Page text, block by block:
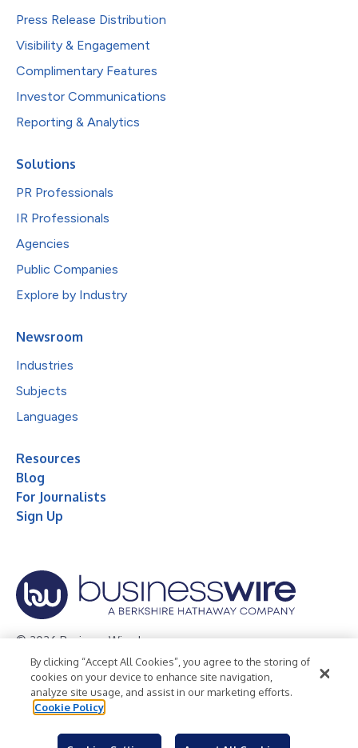
Press Release Distribution
Visibility & Engagement
Complimentary Features
Investor Communications
Reporting & Analytics
Solutions
PR Professionals
IR Professionals
Agencies
Public Companies
Explore by Industry
Newsroom
Industries
Subjects
Languages
Resources
Blog
For Journalists
Sign Up
© 2026 Business Wire, Inc.
Privacy Policy Cookie Policy
Accessibility Statement
Terms of Use
Legal
By clicking “Accept All Cookies”, you agree to the storing of
cookies on your device to enhance site navigation,
analyze site usage, and assist in our marketing efforts.
Cookie Policy